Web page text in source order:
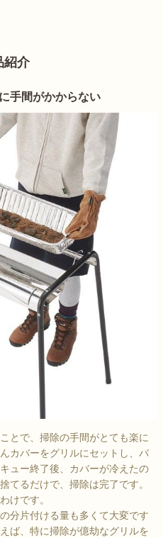
紹介
手間がかからない
とで、掃除の手間がとても楽に
カバーをグリルにセットし、バ
ュー終了後、カバーが冷えたの
てるだけで、掃除は完了です。
けです。
分片付ける量も多くて大変です
ば、特に掃除が億劫なグリルを